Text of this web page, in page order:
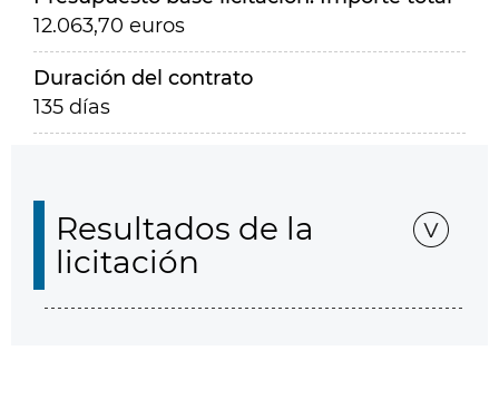
12.063,70 euros
Duración del contrato
135 días
Resultados de la
licitación